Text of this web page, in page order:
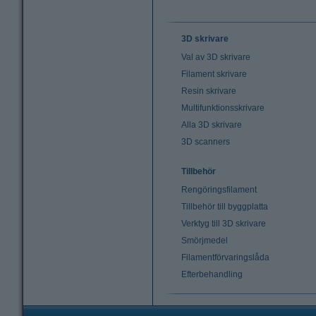
3D skrivare
Val av 3D skrivare
Filament skrivare
Resin skrivare
Multifunktionsskrivare
Alla 3D skrivare
3D scanners
Tillbehör
Rengöringsfilament
Tillbehör till byggplatta
Verktyg till 3D skrivare
Smörjmedel
Filamentförvaringslåda
Efterbehandling